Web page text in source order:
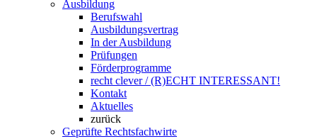
Ausbildung
Berufswahl
Ausbildungsvertrag
In der Ausbildung
Prüfungen
Förderprogramme
recht clever / (R)ECHT INTERESSANT!
Kontakt
Aktuelles
zurück
Geprüfte Rechtsfachwirte